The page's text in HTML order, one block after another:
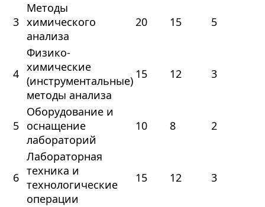
3
Методы
химического
анализа
20 15 5
4
Физико-
химические
(инструментальные)
методы анализа
15 12 3
5
Оборудование и
оснащение
лабораторий
10 8 2
6
Лабораторная
техника и
технологические
операции
15 12 3